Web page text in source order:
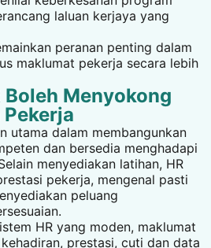
laluan kerjaya yang
peranan penting dalam
maklumat pekerja secara lebih
Boleh Menyokong
utama dalam membangunkan
dan bersedia menghadapi
menyediakan latihan, HR
pekerja, mengenal pasti
peluang
HR yang moden, maklumat
prestasi, cuti dan data